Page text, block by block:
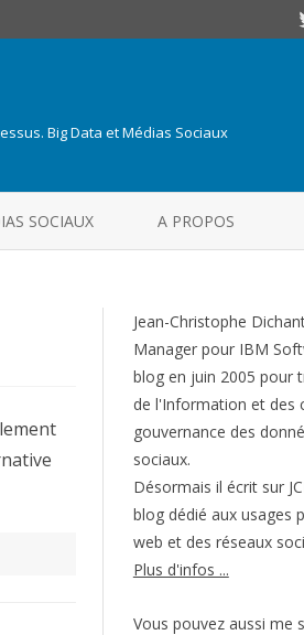
Big Data et Médias Sociaux
SOCIAUX A PROPOS
Jean-Christophe
Manager pour IBM
blog en juin 2005 pour
de l'Information et des
gouvernance des
sociaux.
Désormais il écrit sur
blog dédié aux usages
web et des réseaux
Plus d'infos ...
Vous pouvez aussi me